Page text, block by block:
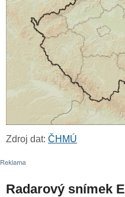
Zdroj dat: ČHMÚ
Radarový snímek